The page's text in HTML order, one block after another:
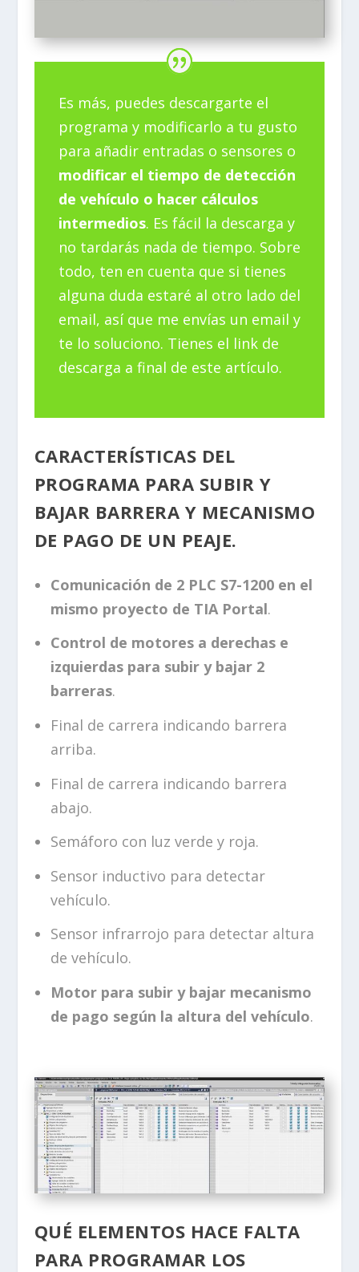
Es más, puedes descargarte el
programa y modificarlo a tu gusto
para añadir entradas o sensores o
modificar el tiempo de detección
de vehículo o hacer cálculos
intermedios. Es fácil la descarga y
no tardarás nada de tiempo. Sobre
todo, ten en cuenta que si tienes
alguna duda estaré al otro lado del
email, así que me envías un email y
te lo soluciono. Tienes el link de
descarga a final de este artículo.
CARACTERÍSTICAS DEL
PROGRAMA PARA SUBIR Y
BAJAR BARRERA Y MECANISMO
DE PAGO DE UN PEAJE.
Comunicación de 2 PLC S7-1200 en el
mismo proyecto de TIA Portal.
Control de motores a derechas e
izquierdas para subir y bajar 2
barreras.
Final de carrera indicando barrera
arriba.
Final de carrera indicando barrera
abajo.
Semáforo con luz verde y roja.
Sensor inductivo para detectar
vehículo.
Sensor infrarrojo para detectar altura
de vehículo.
Motor para subir y bajar mecanismo
de pago según la altura del vehículo.
QUÉ ELEMENTOS HACE FALTA
PARA PROGRAMAR LOS